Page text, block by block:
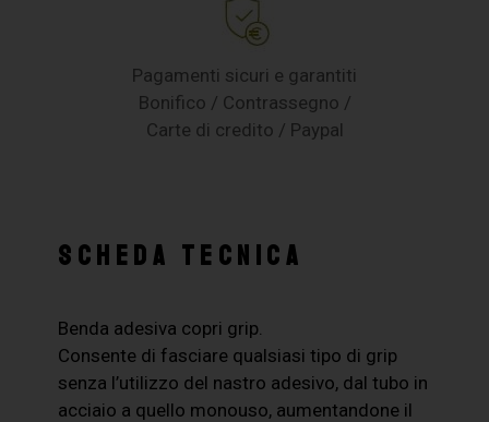
Pagamenti sicuri e garantiti
Bonifico / Contrassegno /
Carte di credito / Paypal
SCHEDA TECNICA
Benda adesiva copri grip.
Consente di fasciare qualsiasi tipo di grip
senza l’utilizzo del nastro adesivo, dal tubo in
acciaio a quello monouso, aumentandone il